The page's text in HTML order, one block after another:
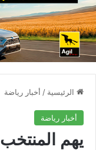
الرئيسية / أخبار رياضة
أخبار رياضة
يهم